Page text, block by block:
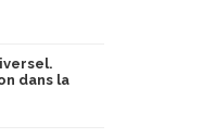
dans la